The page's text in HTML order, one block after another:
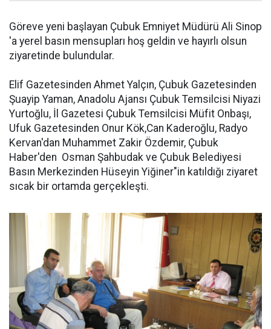
Göreve yeni başlayan Çubuk Emniyet Müdürü Ali Sinop
'a yerel basın mensupları hoş geldin ve hayırlı olsun
ziyaretinde bulundular.
Elif Gazetesinden Ahmet Yalçın, Çubuk Gazetesinden
Şuayip Yaman, Anadolu Ajansı Çubuk Temsilcisi Niyazi
Yurtoğlu, İl Gazetesi Çubuk Temsilcisi Müfit Onbaşı,
Ufuk Gazetesinden Onur Kök,Can Kaderoğlu, Radyo
Kervan'dan Muhammet Zakir Özdemir, Çubuk
Haber'den Osman Şahbudak ve Çubuk Belediyesi
Basın Merkezinden Hüseyin Yiğiner"in katıldığı ziyaret
sıcak bir ortamda gerçekleşti.